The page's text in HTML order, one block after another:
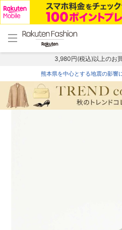
menu home
トップ
3,980円(税込)以上のお
熊本県を中心とする地震の影響